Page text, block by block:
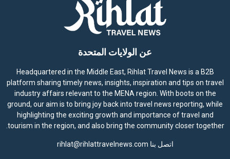
عن الولايات المتحدة
Headquartered in the Middle East, Rihlat Travel News is a B2B
platform sharing timely news, insights, inspiration and tips on travel
industry affairs relevant to the MENA region. With boots on the
ground, our aim is to bring joy back into travel news reporting, while
highlighting the exciting growth and importance of travel and
tourism in the region, and also bring the community closer together.
اتصل بنا rihlat@rihlattravelnews.com